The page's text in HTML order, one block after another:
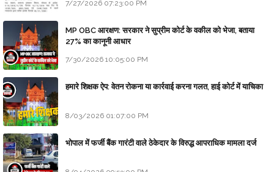
7/27/2026 07:23:00 PM
MP OBC आरक्षण: सरकार ने सुप्रीम कोर्ट के वकील को भेजा, बताया
27% का कानूनी आधार
7/30/2026 10:05:00 PM
हमारे शिक्षक ऐप: वेतन रोकना या कार्रवाई करना गलत, हाई कोर्ट में याचिका
8/03/2026 01:07:00 PM
भोपाल में फर्जी बैंक गारंटी वाले ठेकेदार के विरुद्ध आपराधिक मामला दर्ज